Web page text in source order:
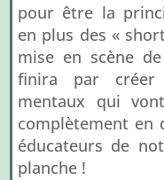
pour être la
en plus des «
mise en scène
finira par créer
mentaux qui
complètement en
éducateurs de
planche !